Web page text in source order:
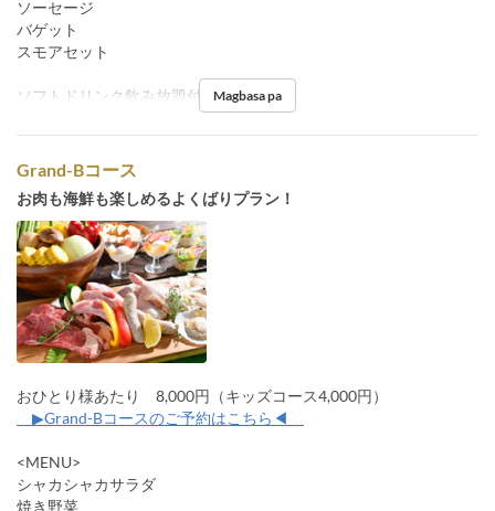
ソーセージ
バゲット
スモアセット
ソフトドリンク飲み放題付 Magbasa pa
Grand-Bコース
お肉も海鮮も楽しめるよくばりプラン！
おひとり様あたり 8,000円（キッズコース4,000円）
▶Grand-Bコースのご予約はこちら◀
<MENU>
シャカシャカサラダ
焼き野菜